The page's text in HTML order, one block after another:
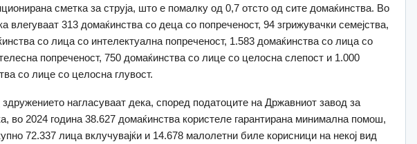
сметка за струја, што е помалку од 0,7 отсто од сите домаќинства. Во
влегуваат 313 домаќинства со деца со попреченост, 94 згрижувачки семејства,
со лица со интелектуална попреченост, 1.583 домаќинства со лица со
попреченост, 750 домаќинства со лице со целосна слепост и 1.000
со лице со целосна глувост.
нагласуваат дека, според податоците на Државниот завод за
во 2024 година 38.627 домаќинства користеле гарантирана минимална помош,
72.337 лица вклучувајќи и 14.678 малолетни биле корисници на некој вид